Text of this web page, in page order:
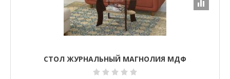
СТОЛ ЖУРНАЛЬНЫЙ МАГНОЛИЯ МДФ